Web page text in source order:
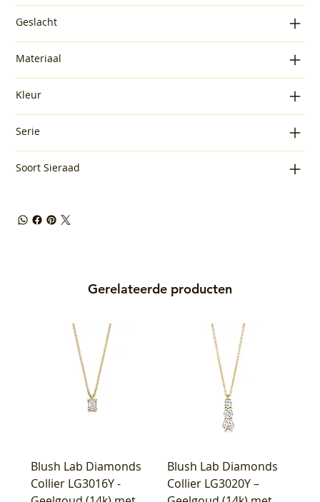
Geslacht
Materiaal
Kleur
Serie
Soort Sieraad
Gerelateerde producten
Blush Lab Diamonds
Collier LG3016Y -
Blush Lab Diamonds
Collier LG3020Y –